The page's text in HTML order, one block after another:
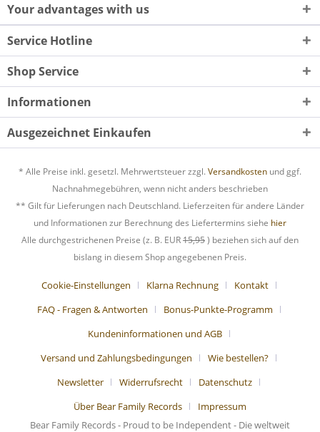
Your advantages with us
Service Hotline
Shop Service
Informationen
Ausgezeichnet Einkaufen
* Alle Preise inkl. gesetzl. Mehrwertsteuer zzgl. Versandkosten und ggf.
Nachnahmegebühren, wenn nicht anders beschrieben
** Gilt für Lieferungen nach Deutschland. Lieferzeiten für andere Länder
und Informationen zur Berechnung des Liefertermins siehe hier
Alle durchgestrichenen Preise (z. B. EUR15,95) beziehen sich auf den
bislang in diesem Shop angegebenen Preis.
Cookie-Einstellungen Klarna Rechnung
Kontakt
FAQ - Fragen & Antworten
Bonus-Punkte-Programm
Kundeninformationen und AGB
Versand und Zahlungsbedingungen
Wie bestellen?
Newsletter
Widerrufsrecht
Datenschutz
Über Bear Family Records
Impressum
Bear Family Records - Proud to be Independent - Die weltweit